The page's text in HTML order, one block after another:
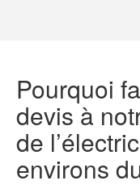
Pourquoi
devis à
de
environs